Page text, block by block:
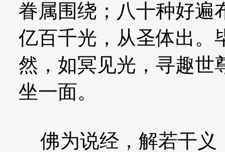
眷属围绕；八十种好遍
亿百千光，从圣体出。
然，如冥见光，寻趣世
坐一面。
佛为说经，解若干义